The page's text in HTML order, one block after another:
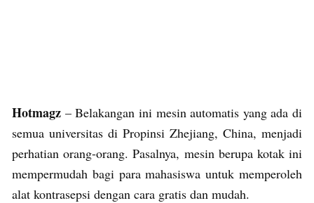
Hotmagz – Belakangan ini mesin automatis yang ada di
semua universitas di Propinsi Zhejiang, China, menjadi
perhatian orang-orang. Pasalnya, mesin berupa kotak ini
mempermudah bagi para mahasiswa untuk memperoleh
alat kontrasepsi dengan cara gratis dan mudah.